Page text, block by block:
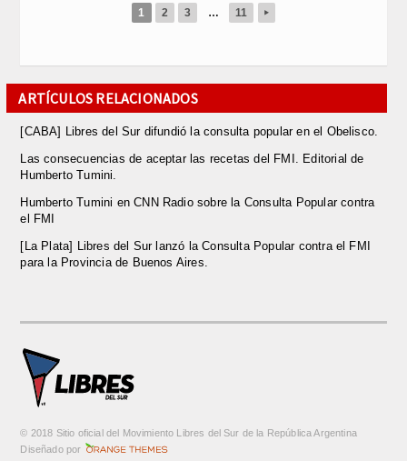
1 2 3 … 11 ▸
ARTÍCULOS RELACIONADOS
[CABA] Libres del Sur difundió la consulta popular en el Obelisco.
Las consecuencias de aceptar las recetas del FMI. Editorial de
Humberto Tumini.
Humberto Tumini en CNN Radio sobre la Consulta Popular contra
el FMI
[La Plata] Libres del Sur lanzó la Consulta Popular contra el FMI
para la Provincia de Buenos Aires.
© 2018 Sitio oficial del Movimiento Libres del Sur de la República Argentina
Diseñado por